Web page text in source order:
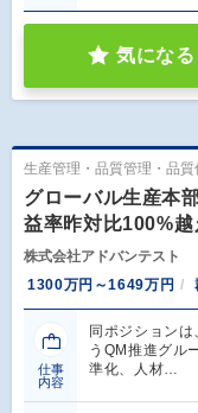
気になる
生産管理・品質管理・品質
グローバル生産本
益率昨対比100%越
株式会社アドバンテスト
1300万円～1649万円
仕事
内容
同ポジション
うQM推進グル
準化、人材…